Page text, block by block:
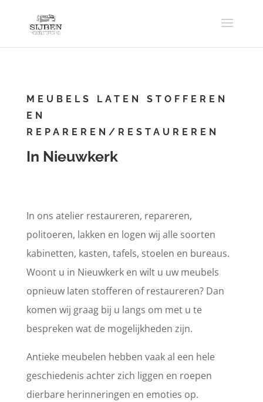
MEUBELS LATEN STOFFEREN
EN
REPAREREN/RESTAUREREN
In Nieuwkerk
In ons atelier restaureren, repareren,
politoeren, lakken en logen wij alle soorten
kabinetten, kasten, tafels, stoelen en bureaus.
Woont u in Nieuwkerk en wilt u uw meubels
opnieuw laten stofferen of restaureren? Dan
komen wij graag bij u langs om met u te
bespreken wat de mogelijkheden zijn.
Antieke meubelen hebben vaak al een hele
geschiedenis achter zich liggen en roepen
dierbare herinneringen en emoties op.